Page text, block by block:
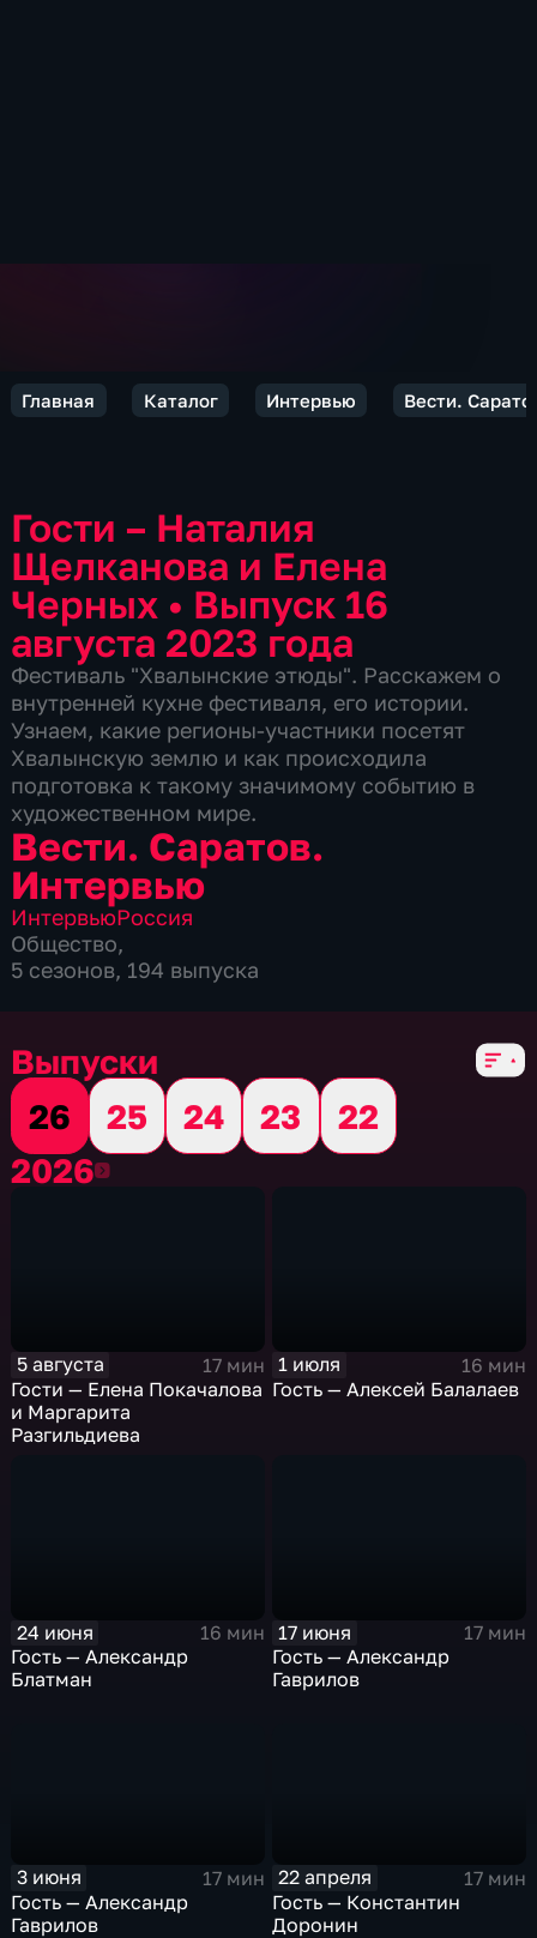
Главная Каталог Интервью Вести.
Гости – Наталия
Щелканова и Елена
Черных • Выпуск 16
августа 2023 года
Фестиваль "Хвалынские этюды". Расскажем о
внутренней кухне фестиваля, его истории.
Узнаем, какие регионы-участники посетят
Хвалынскую землю и как происходила
подготовка к такому значимому событию в
художественном мире.
Вести. Саратов.
Интервью
ИнтервьюРоссия
Общество,
5 сезонов, 194 выпуска
Выпуски
26
25 24 23
22
20262026
5 августа
17 мин
Гости — Елена Покачалова
и Маргарита
Разгильдиева
1 июля
16 мин
Гость — Алексей Балалаев
24 июня
16 мин
Гость — Александр
Блатман
17 июня
17 мин
Гость — Александр
Гаврилов
3 июня
17 мин
Гость — Александр
Гаврилов
22 апреля
17 мин
Гость — Константин
Доронин